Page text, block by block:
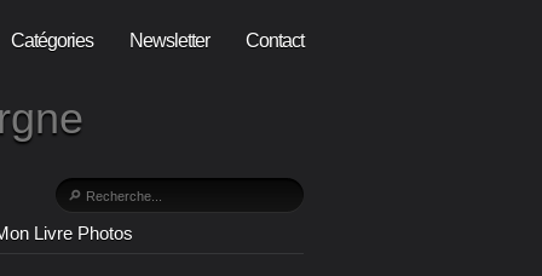
Catégories Newsletter Contact
Livre Photos